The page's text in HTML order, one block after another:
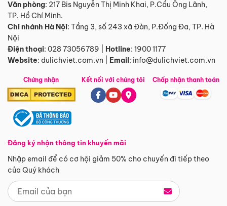
Văn phòng: 217 Bis Nguyễn Thị Minh Khai, P.Cầu Ông Lãnh,
TP. Hồ Chí Minh.
Chi nhánh Hà Nội: Tầng 3, số 243 xã Đàn, P.Đống Đa, TP. Hà
Nội
Điện thoại: 028 73056789 Hotline: 1900 1177
Website: dulichviet.com.vn Email: info@dulichviet.com.vn
Chứng nhận
Đăng ký nhận thông tin khuyến mãi
Nhập email để có cơ hội giảm 50% cho chuyến đi tiếp theo
của Quý khách
Kết nối với chúng tôi Chấp nhận thanh toán